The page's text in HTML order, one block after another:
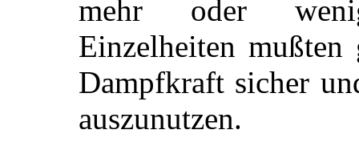
mehr oder
Einzelheiten mußten
Dampfkraft sicher
auszunutzen.